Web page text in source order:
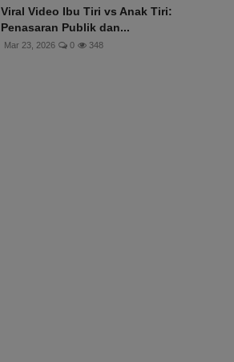
Viral Video Ibu Tiri vs Anak Tiri:
Penasaran Publik dan...
Mar 23, 2026 0 348